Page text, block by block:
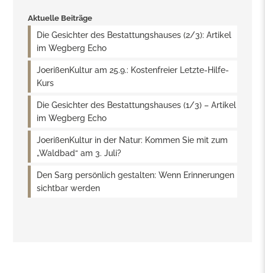
Aktuelle Beiträge
Die Gesichter des Bestattungshauses (2/3): Artikel
im Wegberg Echo
JoerißenKultur am 25.9.: Kostenfreier Letzte-Hilfe-
Kurs
Die Gesichter des Bestattungshauses (1/3) – Artikel
im Wegberg Echo
JoerißenKultur in der Natur: Kommen Sie mit zum
„Waldbad“ am 3. Juli?
Den Sarg persönlich gestalten: Wenn Erinnerungen
sichtbar werden